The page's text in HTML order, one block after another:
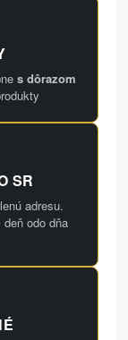
s dôrazom
SR
adresu.
odo dňa